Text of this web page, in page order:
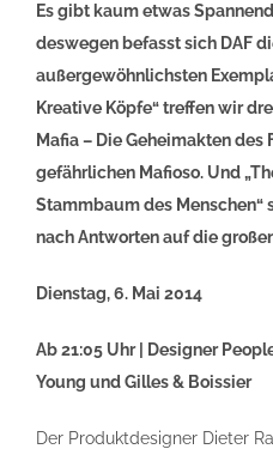
Es gibt kaum etwas
deswegen befasst sich DAF
außergewöhnlichsten
Kreative Köpfe“ treffen wir
Mafia – Die Geheimakten des
gefährlichen Mafioso. Und
Stammbaum des Menschen“
nach Antworten auf die
Dienstag, 6. Mai 2014
Ab 21:05 Uhr |
Designer
Young und Gilles & Boissier
Der Produktdesigner Dieter